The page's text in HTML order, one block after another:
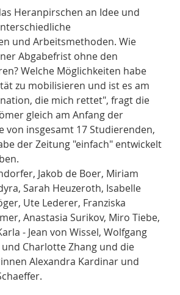
Heranpirschen an Idee und
und Arbeitsmethoden. Wie
Abgabefrist ohne den
Welche Möglichkeiten habe
zu mobilisieren und ist es am
die mich rettet", fragt die
gleich am Anfang der
von insgesamt 17 Studierenden,
der Zeitung "einfach" entwickelt
Jakob de Boer, Miriam
Sarah Heuzeroth, Isabelle
Ute Lederer, Franziska
Anastasia Surikov, Miro Tiebe,
- Jean von Wissel, Wolfgang
Charlotte Zhang und die
Alexandra Kardinar und